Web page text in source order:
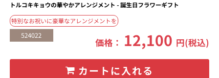
トルコキキョウの華やかアレンジメント - 誕生日フラワーギフト
特別なお祝いに豪華なアレンジメントを
524022
価格： 12,100 円(税込)
カートに入れる